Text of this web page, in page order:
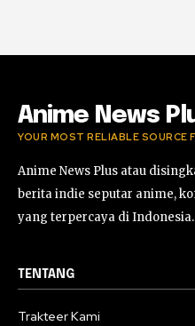
Game "Scam"
Anime News
YOUR MOST RELIABLE SOURCE
Anime News Plus atau
berita indie seputar anime,
yang terpercaya di Indonesia.
TENTANG
Trakteer Kami